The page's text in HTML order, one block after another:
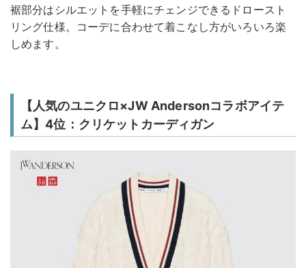
裾部分はシルエットを手軽にチェンジできるドロースト
リング仕様。コーデに合わせて着こなし方がいろいろ楽
しめます。
【人気のユニクロ×JW Andersonコラボアイテ
ム】4位：クリケットカーディガン